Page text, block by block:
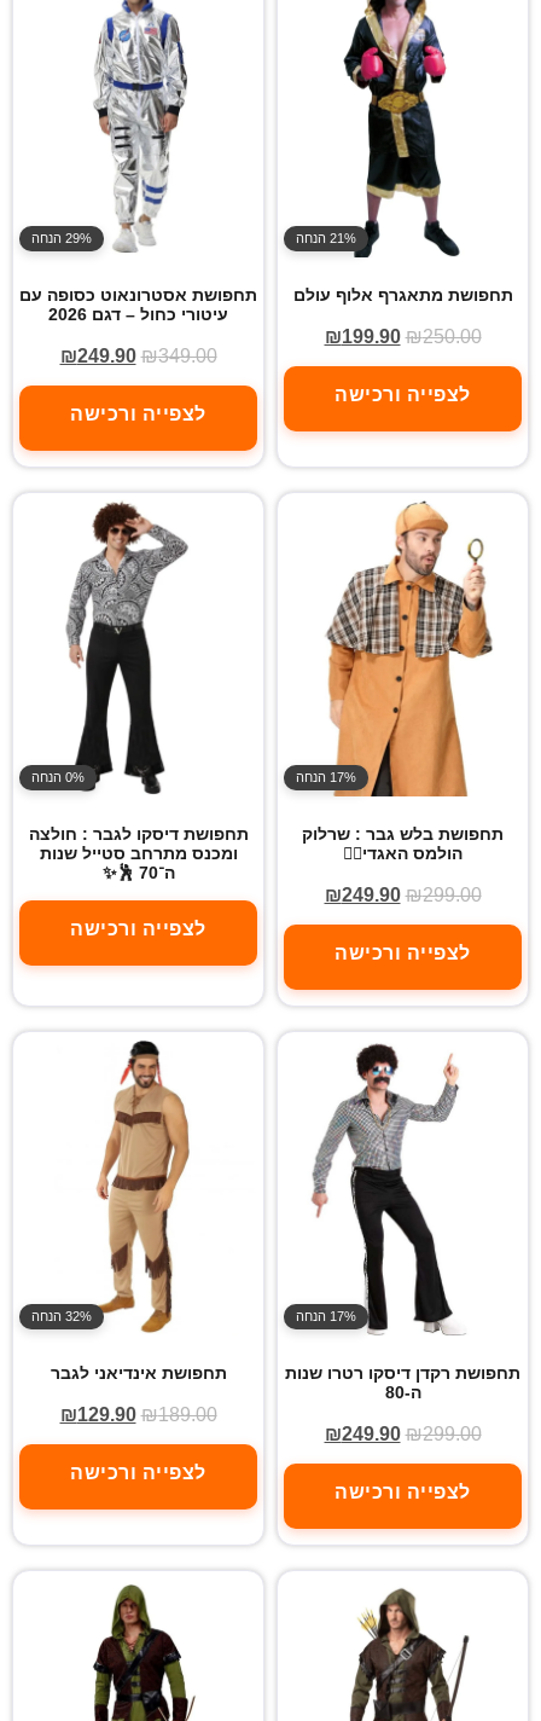
21% הנחה
תחפושת מתאגרף אלוף עולם
₪250.00
₪199.90
לצפייה ורכישה
29% הנחה
תחפושת אסטרונאוט כסופה עם
עיטורי כחול – דגם 2026
₪349.00
₪249.90
לצפייה ורכישה
17% הנחה
תחפושת בלש גבר : שרלוק
הולמס האגדי🕵️‍♂️
₪299.00
₪249.90
לצפייה ורכישה
0% הנחה
תחפושת דיסקו לגבר : חולצה
ומכנס מתרחב סטייל שנות
ה־70 🕺✨
לצפייה ורכישה
17% הנחה
תחפושת רקדן דיסקו רטרו שנות
ה-80
₪299.00
₪249.90
לצפייה ורכישה
32% הנחה
תחפושת אינדיאני לגבר
₪189.00
₪129.90
לצפייה ורכישה